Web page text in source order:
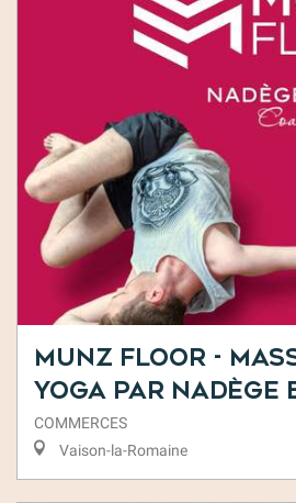
Munz Floor -
Yoga par Nadège
COMMERCES
Vaison-la-Romaine